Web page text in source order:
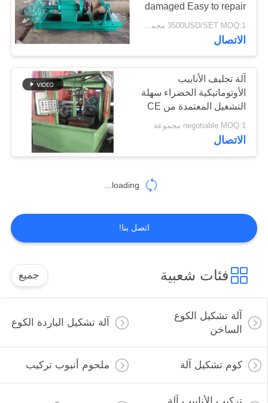
damaged Easy to repair
simple structure
3500USD/SET MOQ:1 مجموعة
الاتصال
آلة تجليف الأنابيب
الأوتوماتيكية الخضراء سهلة
التشغيل المعتمدة من CE
negotiable MOQ:1 مجموعة
الاتصال
loading...
اتصل بنا!
فئات شعبية جميع
آلة تشكيل الكوع
الساخن
آلة تشكيل الباردة الكوع
كوم تشكيل آلة ملحوم أنبوب تركيب